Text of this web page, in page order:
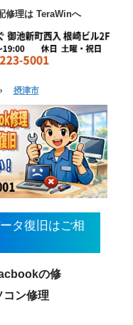
修理は TeraWinへ
摂津市
タ復旧はご相
の修
コン修理